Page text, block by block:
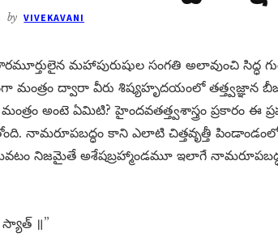
by VIVEKAVANI
మహాపురుషుల సంగతి అలావుంచి సిద్ధ
మంత్రం ద్వారా వీరు శిష్యహృదయంలో తత్త్వజ్ఞాన
అంటె ఏమిటి? హైందవతత్త్వశాస్త్రం ప్రకారం
నామరూపబద్ధం కాని ఎలాటి చిత్తవృత్తీ
నిజమైతే అశేషబ్రహ్మాండమూ ఇలాగే
స్యాత్ ॥”